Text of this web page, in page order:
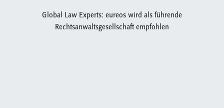
Global Law Experts: eureos wird als führende
Rechtsanwaltsgesellschaft empfohlen